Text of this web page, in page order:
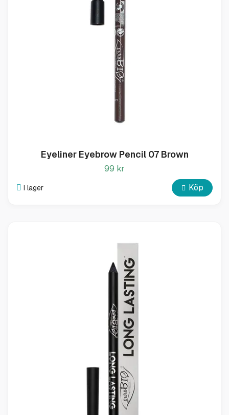
Eyeliner Eyebrow Pencil 07 Brown
99 kr
I lager Köp